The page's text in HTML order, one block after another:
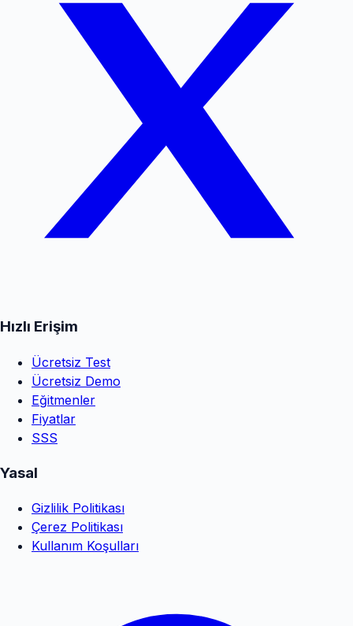
Hızlı Erişim
Ücretsiz Test
Ücretsiz Demo
Eğitmenler
Fiyatlar
SSS
Yasal
Gizlilik Politikası
Çerez Politikası
Kullanım Koşulları